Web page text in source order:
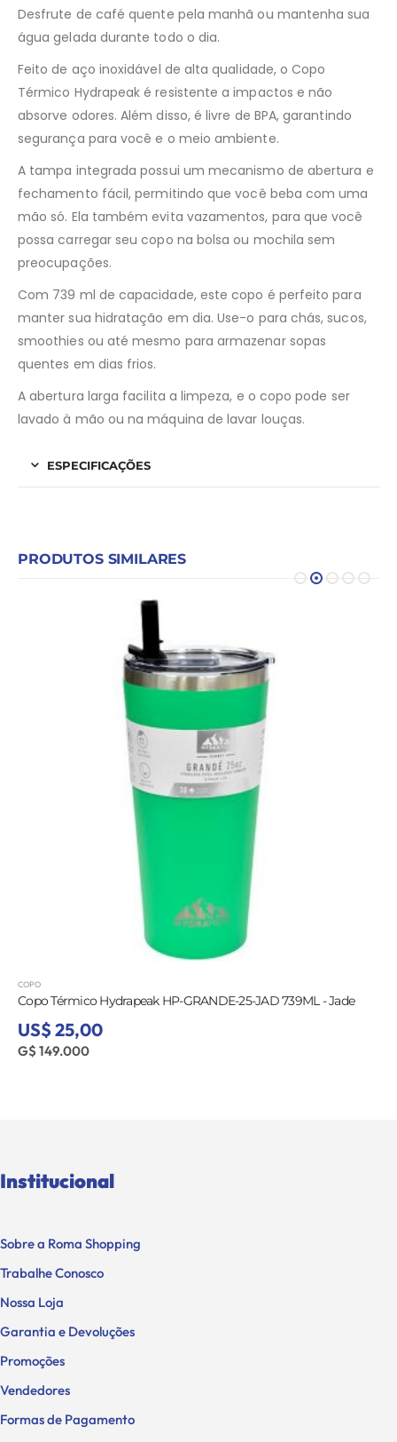
Desfrute de café quente pela manhã ou mantenha sua
água gelada durante todo o dia.
Feito de aço inoxidável de alta qualidade, o Copo
Térmico Hydrapeak é resistente a impactos e não
absorve odores. Além disso, é livre de BPA, garantindo
segurança para você e o meio ambiente.
A tampa integrada possui um mecanismo de abertura e
fechamento fácil, permitindo que você beba com uma
mão só. Ela também evita vazamentos, para que você
possa carregar seu copo na bolsa ou mochila sem
preocupações.
Com 739 ml de capacidade, este copo é perfeito para
manter sua hidratação em dia. Use-o para chás, sucos,
smoothies ou até mesmo para armazenar sopas
quentes em dias frios.
A abertura larga facilita a limpeza, e o copo pode ser
lavado à mão ou na máquina de lavar louças.
ESPECIFICAÇÕES
PRODUTOS SIMILARES
COPO
Copo Térmico Hydrapeak HP-GRANDE-25-JAD 739ML - Jade
US$ 25,00
G$ 149.000
Institucional
Sobre a Roma Shopping
Trabalhe Conosco
Nossa Loja
Garantia e Devoluções
Promoções
Vendedores
Formas de Pagamento